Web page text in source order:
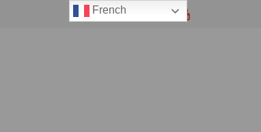
French